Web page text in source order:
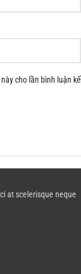
cho lần bình luận kế
at scelerisque neque